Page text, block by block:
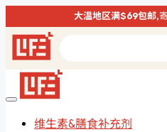
大温地区满$69包邮,
维生素&膳食补充剂